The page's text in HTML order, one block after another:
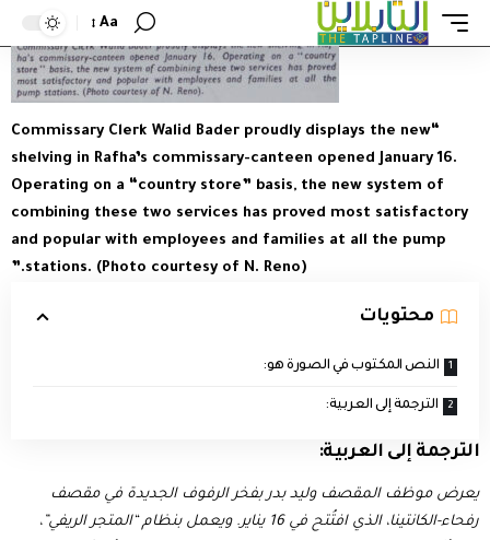
Aa
“Commissary Clerk Walid Bader proudly displays the new
shelving in Rafha’s commissary-canteen opened January 16.
Operating on a “country store” basis, the new system of
combining these two services has proved most satisfactory
and popular with employees and families at all the pump
stations. (Photo courtesy of N. Reno).”
محتويات
النص المكتوب في الصورة هو:
الترجمة إلى العربية:
الترجمة إلى العربية:
يعرض موظف المقصف وليد بدر بفخر الرفوف الجديدة في مقصف
رفحاء-الكانتينا، الذي افتُتح في 16 يناير. ويعمل بنظام “المتجر الريفي”،